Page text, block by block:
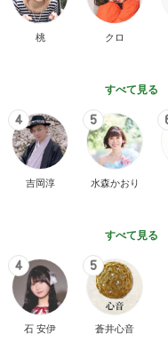
桃 クロ
すべて見る
4
吉岡淳
5
水森かおり
すべて見る
4
石 安伊
5
蒼井心音